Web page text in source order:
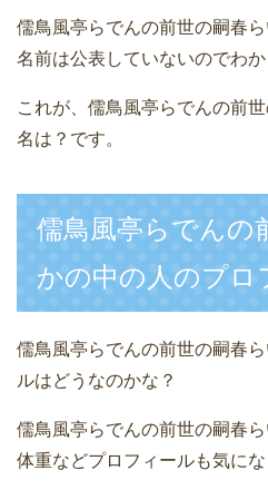
儒鳥風亭らでんの前世の嗣春
名前は公表していないのでわ
これが、儒鳥風亭らでんの前
名は？です。
儒鳥風亭らでんの
かの中の人のプロ
儒鳥風亭らでんの前世の嗣春
ルはどうなのかな？
儒鳥風亭らでんの前世の嗣春
体重などプロフィールも気にな